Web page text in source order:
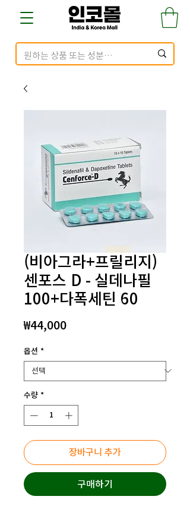
(비아그라+프릴리지)
센포스 D - 실데나필
100+다폭세틴 60
₩44,000가
옵션 *
수량 *
장바구니 추가
구매하기